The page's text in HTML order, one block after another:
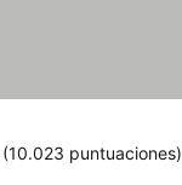
(10.023 puntuaciones)